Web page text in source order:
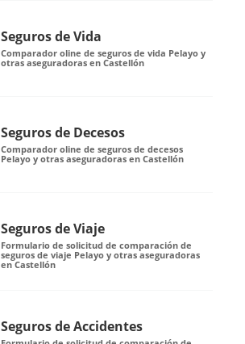
Seguros de Vida
Comparador oline de seguros de vida Pelayo y
otras aseguradoras en Castellón
Seguros de Decesos
Comparador oline de seguros de decesos
Pelayo y otras aseguradoras en Castellón
Seguros de Viaje
Formulario de solicitud de comparación de
seguros de viaje Pelayo y otras aseguradoras
en Castellón
Seguros de Accidentes